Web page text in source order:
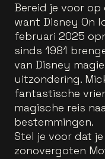
Bereid je voor
want Disney On
februari 2025
sinds 1981
van Disney
uitzondering.
fantastische
magische reis
bestemmingen.
Stel je voor dat
zonovergoten